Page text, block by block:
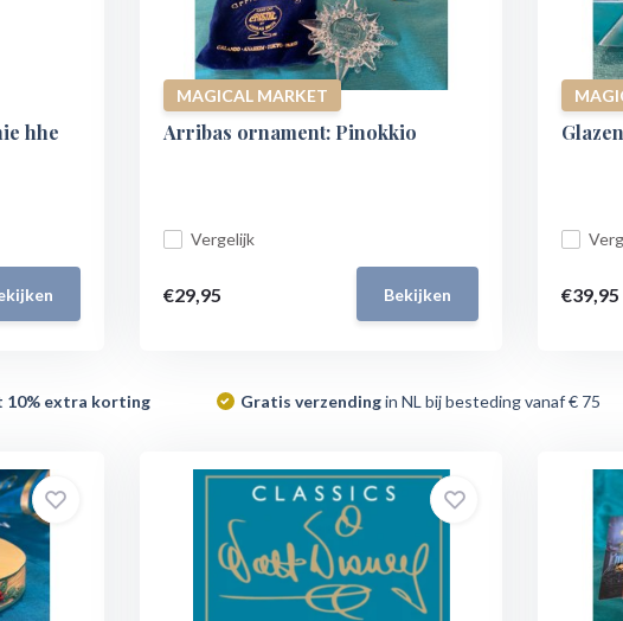
hhe
MAGICAL MARKET
Arribas ornament: Pinokkio
Vergelijk
€29,95 Bekijken €39,95
10% extra korting Gratis verzendingin NL bij besteding vanaf € 75